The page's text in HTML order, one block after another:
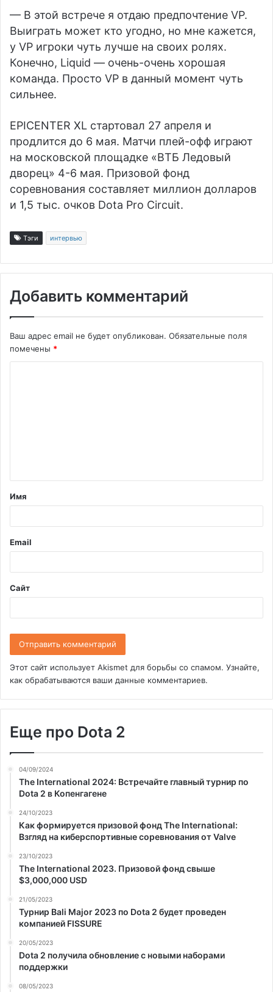
— В этой встрече я отдаю предпочтение VP.
Выиграть может кто угодно, но мне кажется,
у VP игроки чуть лучше на своих ролях.
Конечно, Liquid — очень-очень хорошая
команда. Просто VP в данный момент чуть
сильнее.
EPICENTER XL стартовал 27 апреля и
продлится до 6 мая. Матчи плей-офф играют
на московской площадке «ВТБ Ледовый
дворец» 4-6 мая. Призовой фонд
соревнования составляет миллион долларов
и 1,5 тыс. очков Dota Pro Circuit.
Тэги интервью
Добавить комментарий
Ваш адрес email не будет опубликован. Обязательные поля
помечены *
т
а
й
*
Имя
Email
Сайт
Этот сайт использует Akismet для борьбы со спамом. Узнайте,
как обрабатываются ваши данные комментариев.
Еще про Dota 2
04/09/2024
The International 2024: Встречайте главный турнир по
Dota 2 в Копенгагене
24/10/2023
Как формируется призовой фонд The International:
Взгляд на киберспортивные соревнования от Valve
23/10/2023
The International 2023. Призовой фонд свыше
$3,000,000 USD
21/05/2023
Турнир Bali Major 2023 по Dota 2 будет проведен
компанией FISSURE
20/05/2023
Dota 2 получила обновление с новыми наборами
поддержки
08/05/2023